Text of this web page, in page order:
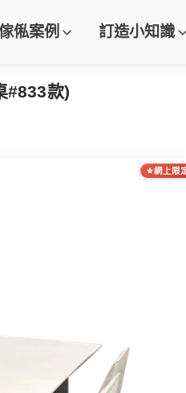
俬案例 訂造小知識
#833款)
網上限